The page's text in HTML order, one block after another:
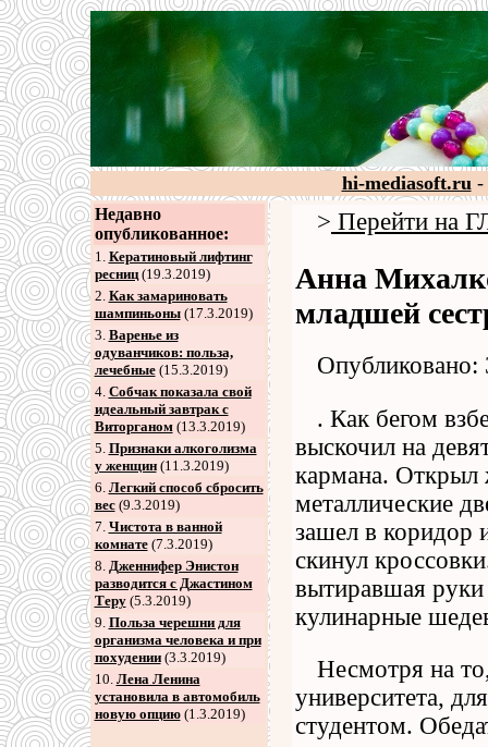
hi-mediasoft.ru-
Недавно
опубликованное:
1. Кератиновый лифтинг
ресниц(19.3.2019)
2. Как замариновать
шампиньоны(17.3.2019)
3. Варенье из
одуванчиков: польза,
лечебные(15.3.2019)
4. Собчак показала свой
идеальный завтрак с
Виторганом(13.3.2019)
5. Признаки алкоголизма
у женщин(11.3.2019)
6. Легкий способ сбросить
вес(9.3.2019)
7. Чистота в ванной
комнате(7.3.2019)
8. Дженнифер Энистон
разводится с Джастином
Теру(5.3.2019)
9. Польза черешни для
организма человека и при
похудении(3.3.2019)
10. Лена Ленина
установила в автомобиль
новую опцию(1.3.2019)
> Перейти на
Анна
младшей
Опубликовано:
. Как бегом
выскочил на
кармана. Открыл
металлические
зашел в коридор
скинул
вытиравшая
кулинарные
Несмотря на
университета,
студентом.